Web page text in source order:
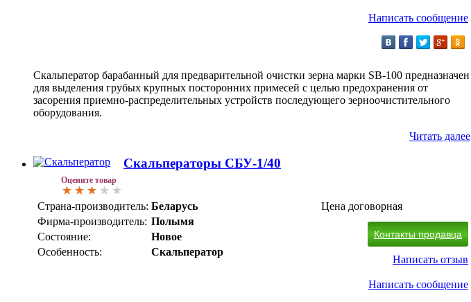
Написать сообщение
Скальператор барабанный для предварительной очистки зерна марки SB-100 предназначен
для выделения грубых крупных посторонних примесей с целью предохранения от
засорения приемно-распределительных устройств последующего зерноочистительного
оборудования.
Читать далее
Оцените товар
Скальператоры СБУ-1/40
Страна-производитель: Беларусь
Фирма-производитель: Полымя
Состояние:
Новое
Особенность:
Скальператор
Цена договорная
Контакты продавца
Написать отзыв
Написать сообщение